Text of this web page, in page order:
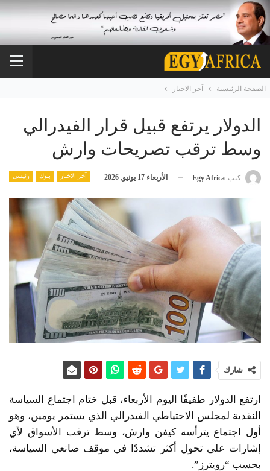
الصفحة الرئيسية آخر الاخبار
الدولار يرتفع قبيل قرار الفيدرالي
وسط ترقب تصريحات وارش
آخر الاخبار بنوك رئيسي كتب Egy Africa الأربعاء 17 يونيو, 2026
شارك
ارتفع الدولار طفيفًا اليوم الأربعاء، قبل ختام اجتماع السياسة
النقدية لمجلس الاحتياطي الفيدرالي الذي يستمر يومين، وهو
أول اجتماع يترأسه كيفن وارش، وسط ترقب الأسواق لأي
إشارات على تحول أكثر تشددًا في موقف صانعي السياسة،
بحسب “رويترز”.